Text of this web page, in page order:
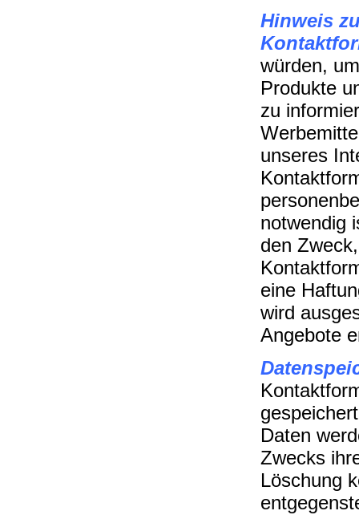
Hinweis
würden,
Produkte
zu
unseres
notwendig
den
eine
wird
Angebote
Daten
Zwecks
Löschung